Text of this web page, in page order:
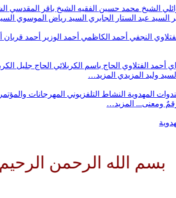
الشيخ محمد حسين الفقيه الشيخ باقر المقدسي
السيد عبد الستار الجابري السيد رياض الموسوي
النجفي أحمد الكاظمي أحمد الوزير أحمد قربان
أحمد الفتلاوي الحاج باسم الكربلائي الحاج جليل
السيد وليد المزيدي المزيد…
المهدوية النشاط التلفزيوني المهرجانات
ومعنى... المزيد…
الرحمن الرحيم